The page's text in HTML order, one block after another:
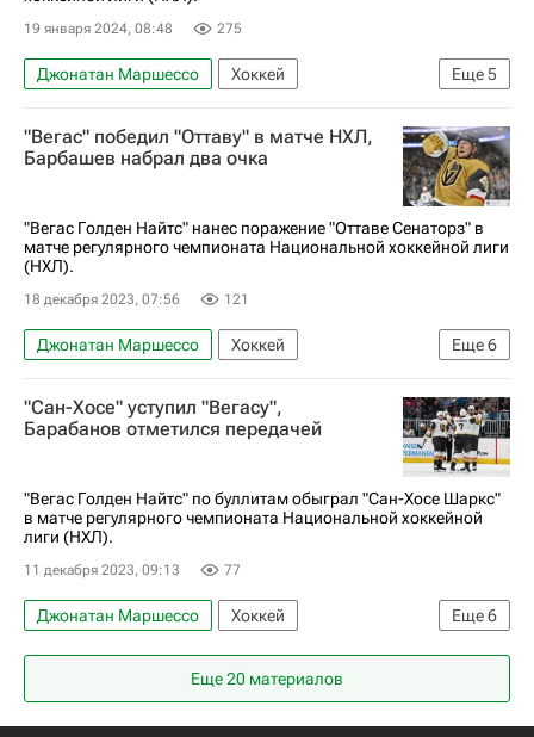
19 января 2024, 08:48 275
Еще5
Джонатан Маршессо
Хоккей
Иван Барбашев
Киган Колесар
Нью-Йорк Рейнджерс
Вегас Голден Найтс
"Вегас" победил "Оттаву" в матче НХЛ,
Барбашев набрал два очка
"Вегас Голден Найтс" нанес поражение "Оттаве Сенаторз" в
матче регулярного чемпионата Национальной хоккейной лиги
(НХЛ).
18 декабря 2023, 07:56 121
Еще6
Джонатан Маршессо
Хоккей
Иван Барбашев
Оттава Сенаторз
Вегас Голден Найтс
Джек Айкел
Национальная хоккейная лига (НХЛ)
"Сан-Хосе" уступил "Вегасу",
Барабанов отметился передачей
"Вегас Голден Найтс" по буллитам обыграл "Сан-Хосе Шаркс"
в матче регулярного чемпионата Национальной хоккейной
лиги (НХЛ).
11 декабря 2023, 09:13 77
Еще6
Джонатан Маршессо
Хоккей
Вегас Голден Найтс
Александр Барабанов
Калгари Флэймз
Сан-Хосе Шаркс
Еще 20 материалов